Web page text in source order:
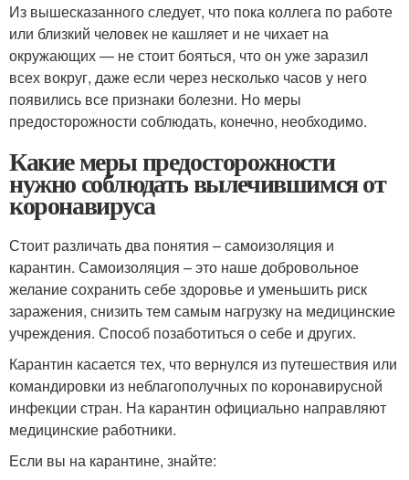
Из вышесказанного следует, что пока коллега по работе
или близкий человек не кашляет и не чихает на
окружающих — не стоит бояться, что он уже заразил
всех вокруг, даже если через несколько часов у него
появились все признаки болезни. Но меры
предосторожности соблюдать, конечно, необходимо.
Какие меры предосторожности
нужно соблюдать вылечившимся от
коронавируса
Стоит различать два понятия – самоизоляция и
карантин. Самоизоляция – это наше добровольное
желание сохранить себе здоровье и уменьшить риск
заражения, снизить тем самым нагрузку на медицинские
учреждения. Способ позаботиться о себе и других.
Карантин касается тех, что вернулся из путешествия или
командировки из неблагополучных по коронавирусной
инфекции стран. На карантин официально направляют
медицинские работники.
Если вы на карантине, знайте: